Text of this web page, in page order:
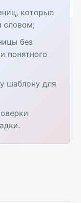
которые
словом;
без
понятного
шаблону для